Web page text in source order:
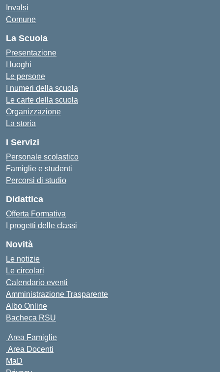
Invalsi
Comune
La Scuola
Presentazione
I luoghi
Le persone
I numeri della scuola
Le carte della scuola
Organizzazione
La storia
I Servizi
Personale scolastico
Famiglie e studenti
Percorsi di studio
Didattica
Offerta Formativa
I progetti delle classi
Novità
Le notizie
Le circolari
Calendario eventi
Amministrazione Trasparente
Albo Online
Bacheca RSU
Area Famiglie
Area Docenti
MaD